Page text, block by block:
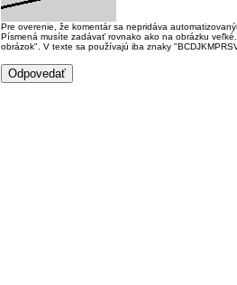
Pre overenie, že komentár sa nepridáva
Písmená musíte zadávať rovnako ako na obrázku
obrázok". V texte sa používajú iba znaky